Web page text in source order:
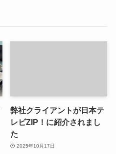
弊社クライアントが日本テ
レビZIP！に紹介されまし
た
2025年10月17日